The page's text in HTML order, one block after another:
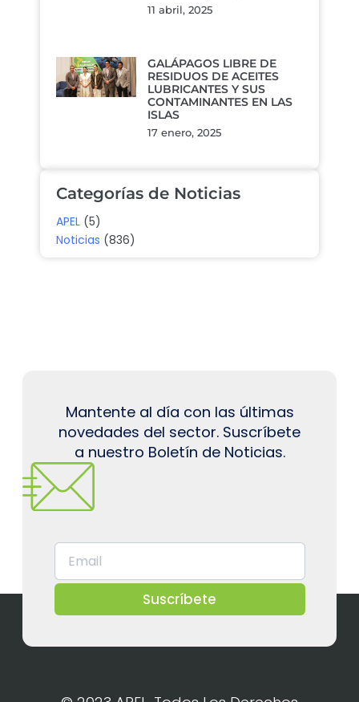
11 abril, 2025
GALÁPAGOS LIBRE DE
RESIDUOS DE ACEITES
LUBRICANTES Y SUS
CONTAMINANTES EN LAS
ISLAS
17 enero, 2025
Categorías de Noticias
APEL (5)
Noticias (836)
Mantente al día con las últimas
novedades del sector. Suscríbete
a nuestro Boletín de Noticias.
Suscríbete